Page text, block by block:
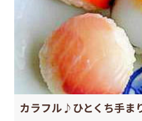
カラフル♪ひとくち手ま